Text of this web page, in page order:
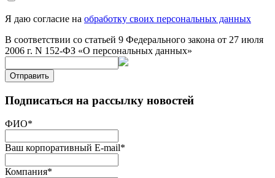
Я даю согласие на обработку своих персональных данных
В соответствии со статьей 9 Федерального закона от 27 июля
2006 г. N 152-ФЗ «О персональных данных»
Отправить
Подписаться на рассылку новостей
ФИО*
Ваш корпоративный E-mail*
Компания*